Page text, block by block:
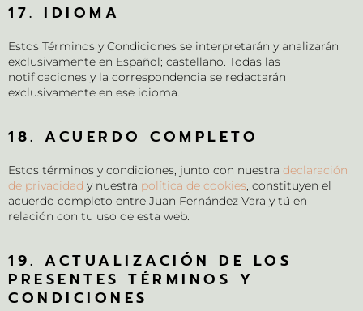
17. IDIOMA
Estos Términos y Condiciones se interpretarán y analizarán
exclusivamente en Español; castellano. Todas las
notificaciones y la correspondencia se redactarán
exclusivamente en ese idioma.
18. ACUERDO COMPLETO
Estos términos y condiciones, junto con nuestra declaración
de privacidad y nuestra política de cookies, constituyen el
acuerdo completo entre Juan Fernández Vara y tú en
relación con tu uso de esta web.
19. ACTUALIZACIÓN DE LOS
PRESENTES TÉRMINOS Y
CONDICIONES